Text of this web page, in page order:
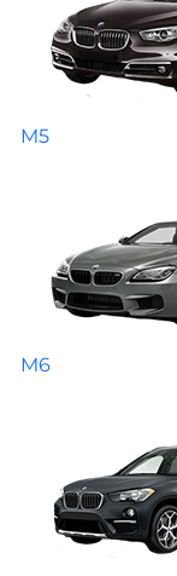
M5
M6